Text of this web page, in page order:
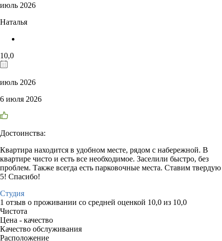
июль 2026
Наталья
10,0
июль 2026
6 июля 2026
Достоинства:
Квартира находится в удобном месте, рядом с набережной. В
квартире чисто и есть все необходимое. Заселили быстро, без
проблем. Также всегда есть парковочные места. Ставим твердую
5! Спасибо!
Студия
1 отзыв о проживании со средней оценкой 10,0 из 10,0
Чистота
Цена - качество
Качество обслуживания
Расположение